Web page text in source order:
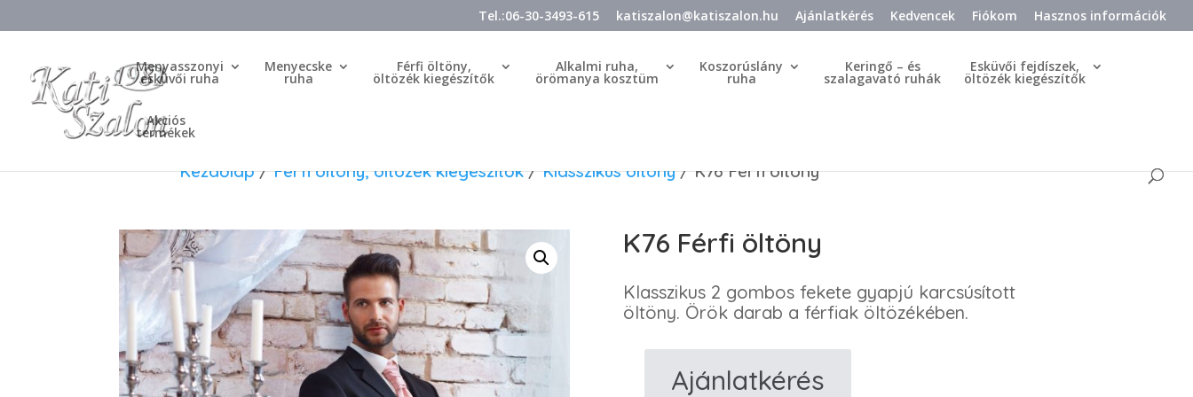
Tel.:06-30-3493-615 katiszalon@katiszalon.hu Ajánlatkérés Kedvencek Fiókom Hasznos információk
Menyasszonyi
esküvői ruha
Menyecske
ruha
Férfi öltöny,
öltözék kiegészítők
Alkalmi ruha,
örömanya kosztüm
Koszorúslány
ruha
Keringő – és
szalagavató ruhák
Esküvői fejdíszek,
öltözék kiegészítők
Akciós
termékek
Kezdőlap/Férfi öltöny, öltözék kiegészítők/Klasszikus öltöny/ K76 Férfi öltöny
K76 Férfi öltöny
Klasszikus 2 gombos fekete gyapjú karcsúsított
öltöny. Örök darab a férfiak öltözékében.
Ajánlatkérés